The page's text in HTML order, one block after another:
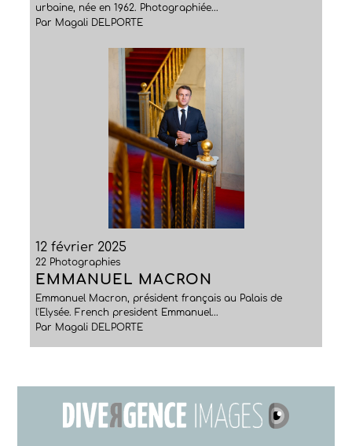
urbaine, née en 1962. Photographiée...
Par Magali DELPORTE
12 février 2025
22 Photographies
EMMANUEL MACRON
Emmanuel Macron, président français au Palais de
l'Elysée. French president Emmanuel...
Par Magali DELPORTE